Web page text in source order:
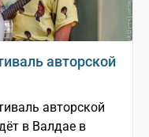
авторской
авторской
в Валдае в